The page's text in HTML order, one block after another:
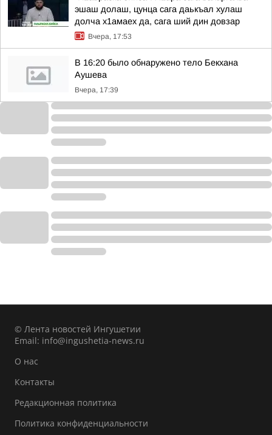
эшаш долаш, цунца сага даькъал хулаш
долча х1амаех да, сага ший дин довзар
Вчера, 17:53
В 16:20 было обнаружено тело Бекхана
Аушева
Вчера, 17:39
© Лента новостей Ингушетии
Email: info@ingushetia-news.ru
О нас
Контакты
Редакционная политика
Политика конфиденциальности